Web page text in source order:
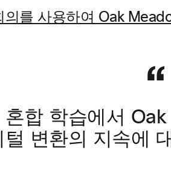
혼합 학습에서
털 변환의 지속에